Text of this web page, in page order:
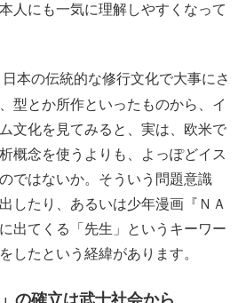
人にも一気に理解しやすくなって
本の伝統的な修行文化で大事にさ
型とか所作といったものから、イ
文化を見てみると、実は、欧米で
概念を使うよりも、よっぽどイス
ではないか。そういう問題意識
したり、あるいは少年漫画『ＮＡ
出てくる「先生」というキーワー
したという経緯があります。
の確立は武士社会から